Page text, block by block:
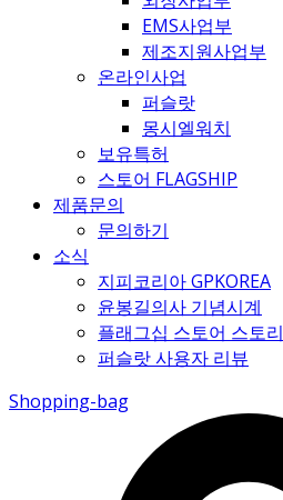
EMS사업부
제조지원사업부
온라인사업
퍼슬랏
몽시엘워치
보유특허
스토어 FLAGSHIP
제품문의
문의하기
소식
지피코리아 GPKOREA
윤봉길의사 기념시계
플래그십 스토어 스토리
퍼슬랏 사용자 리뷰
Shopping-bag